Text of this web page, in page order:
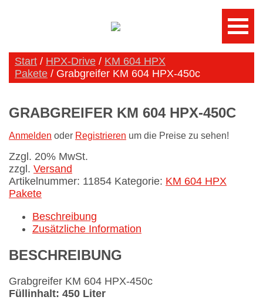
Start / HPX-Drive / KM 604 HPX
Pakete / Grabgreifer KM 604 HPX-450c
GRABGREIFER KM 604 HPX-450C
Anmelden oder Registrieren um die Preise zu sehen!
Zzgl. 20% MwSt.
zzgl. Versand
Artikelnummer: 11854 Kategorie: KM 604 HPX
Pakete
Beschreibung
Zusätzliche Information
BESCHREIBUNG
Grabgreifer KM 604 HPX-450c
Füllinhalt: 450 Liter